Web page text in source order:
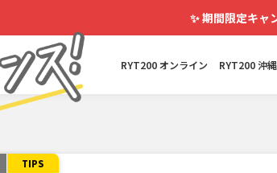
✨期間限定キャ
RYT200 オンライン RYT200 沖
TIPS